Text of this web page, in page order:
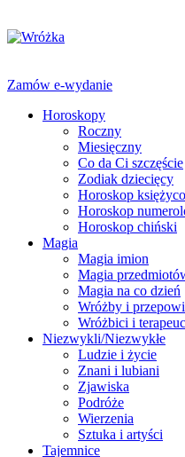
Zamów e-wydanie
Horoskopy
Roczny
Miesięczny
Co da Ci szczęście
Zodiak dziecięcy
Horoskop
Horoskop
Horoskop chiński
Magia
Magia imion
Magia
Magia na co dzień
Wróżby i
Wróżbici i
Niezwykli/Niezwykłe
Ludzie i życie
Znani i lubiani
Zjawiska
Podróże
Wierzenia
Sztuka i artyści
Tajemnice